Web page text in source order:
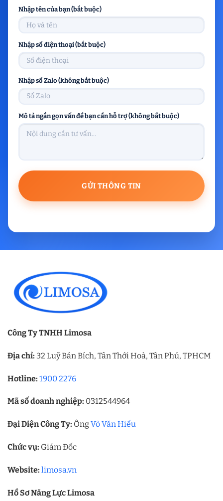
Nhập tên của bạn (bắt buộc)
Nhập số điện thoại (bắt buộc)
Nhập số Zalo (không bắt buộc)
Mô tả ngắn gọn vấn đề bạn cần hỗ trợ (không bắt buộc)
Công Ty TNHH Limosa
Địa chỉ: 32 Luỹ Bán Bích, Tân Thới Hoà, Tân Phú, TPHCM
Hotline: 1900 2276
Mã số doanh nghiệp: 0312544964
Đại Diện Công Ty: ÔngVõ Văn Hiếu
Chức vụ: Giám Đốc
Website: limosa.vn
Hồ Sơ Năng Lực Limosa